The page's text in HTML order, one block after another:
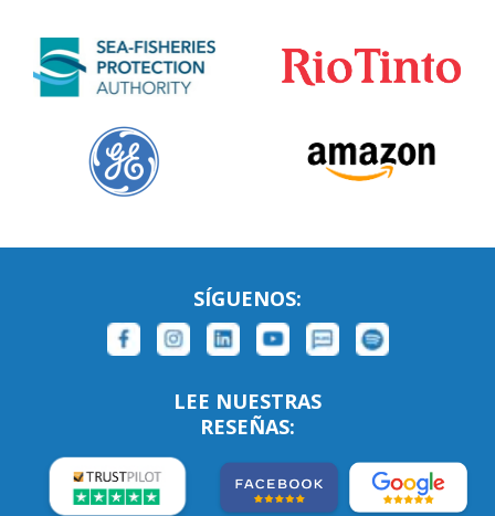
SÍGUENOS:
LEE NUESTRAS
RESEÑAS: